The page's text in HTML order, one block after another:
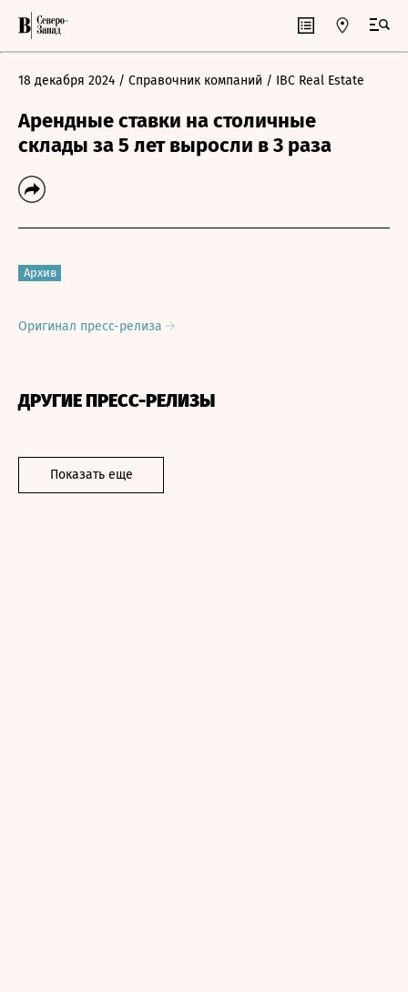
18 декабря 2024 / Справочник компаний / IBC Real Estate
Арендные ставки на столичные
склады за 5 лет выросли в 3 раза
Архив
Оригинал пресс-релиза
ДРУГИЕ ПРЕСС-РЕЛИЗЫ
Показать еще